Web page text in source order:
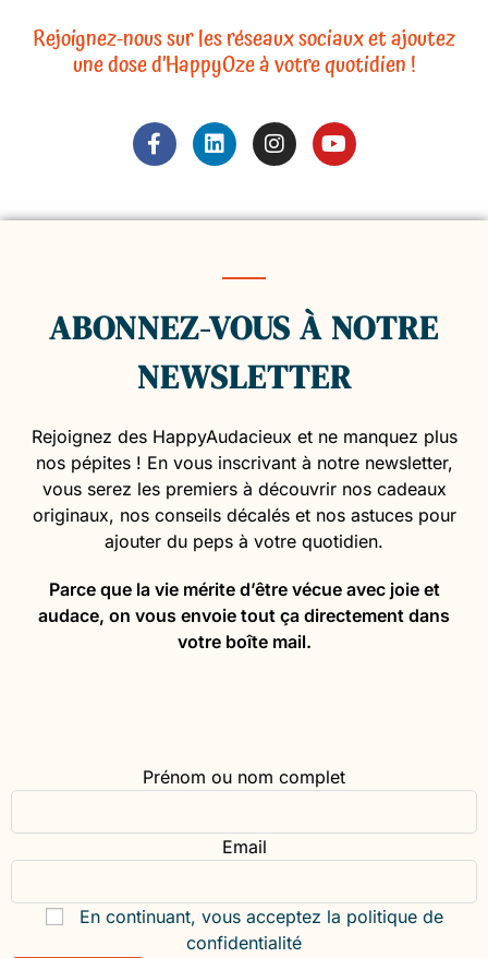
Rejoignez-nous sur les réseaux sociaux et ajoutez
une dose d’HappyOze à votre quotidien !
ABONNEZ-VOUS À NOTRE
NEWSLETTER
Rejoignez des HappyAudacieux et ne manquez plus
nos pépites ! En vous inscrivant à notre newsletter,
vous serez les premiers à découvrir nos cadeaux
originaux, nos conseils décalés et nos astuces pour
ajouter du peps à votre quotidien.
Parce que la vie mérite d’être vécue avec joie et
audace, on vous envoie tout ça directement dans
votre boîte mail.
Prénom ou nom complet
Email
En continuant, vous acceptez la politique de
confidentialité